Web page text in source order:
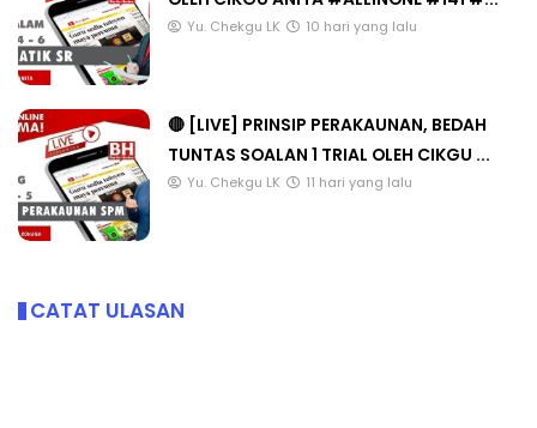
Yu. Chekgu LK 10 hari yang lalu
🔴 [LIVE] PRINSIP PERAKAUNAN, BEDAH
TUNTAS SOALAN 1 TRIAL OLEH CIKGU ...
Yu. Chekgu LK 11 hari yang lalu
CATAT ULASAN